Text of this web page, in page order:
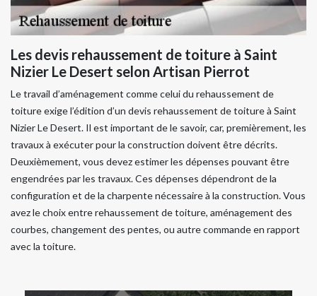
Les devis rehaussement de toiture à Saint
Nizier Le Desert selon Artisan Pierrot
Le travail d’aménagement comme celui du rehaussement de
toiture exige l’édition d’un devis rehaussement de toiture à Saint
Nizier Le Desert. Il est important de le savoir, car, premièrement, les
travaux à exécuter pour la construction doivent être décrits.
Deuxièmement, vous devez estimer les dépenses pouvant être
engendrées par les travaux. Ces dépenses dépendront de la
configuration et de la charpente nécessaire à la construction. Vous
avez le choix entre rehaussement de toiture, aménagement des
courbes, changement des pentes, ou autre commande en rapport
avec la toiture.